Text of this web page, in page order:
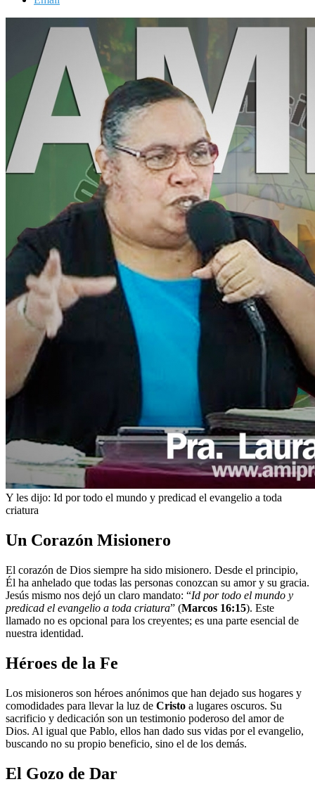
Y les dijo: Id por todo el mundo y predicad el evangelio a toda
criatura
Un Corazón Misionero
El corazón de Dios siempre ha sido misionero. Desde el principio,
Él ha anhelado que todas las personas conozcan su amor y su gracia.
Jesús mismo nos dejó un claro mandato: “Id por todo el mundo y
predicad el evangelio a toda criatura” (Marcos 16:15). Este
llamado no es opcional para los creyentes; es una parte esencial de
nuestra identidad.
Héroes de la Fe
Los misioneros son héroes anónimos que han dejado sus hogares y
comodidades para llevar la luz de Cristo a lugares oscuros. Su
sacrificio y dedicación son un testimonio poderoso del amor de
Dios. Al igual que Pablo, ellos han dado sus vidas por el evangelio,
buscando no su propio beneficio, sino el de los demás.
El Gozo de Dar